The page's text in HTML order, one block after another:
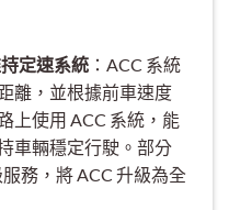
定速系統：ACC 系統
離，並根據前車速度
上使用 ACC 系統，能
車輛穩定行駛。部分
務，將 ACC 升級為全